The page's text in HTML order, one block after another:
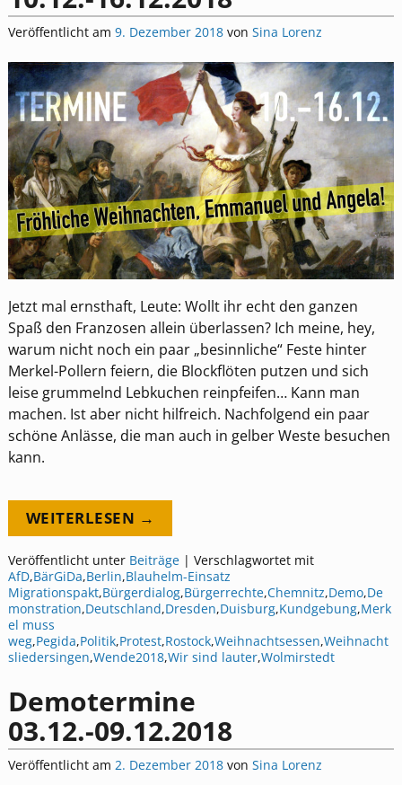
Veröffentlicht am 9. Dezember 2018 von Sina Lorenz
Jetzt mal ernsthaft, Leute: Wollt ihr echt den ganzen
Spaß den Franzosen allein überlassen? Ich meine, hey,
warum nicht noch ein paar „besinnliche“ Feste hinter
Merkel-Pollern feiern, die Blockflöten putzen und sich
leise grummelnd Lebkuchen reinpfeifen… Kann man
machen. Ist aber nicht hilfreich. Nachfolgend ein paar
schöne Anlässe, die man auch in gelber Weste besuchen
kann.
WEITERLESEN →
Veröffentlicht unter Beiträge| Verschlagwortet mit
AfD,BärGiDa,Berlin,Blauhelm-Einsatz
Migrationspakt,Bürgerdialog,Bürgerrechte,Chemnitz,Demo,De
monstration,Deutschland,Dresden,Duisburg,Kundgebung,Merk
el muss
weg,Pegida,Politik,Protest,Rostock,Weihnachtsessen,Weihnacht
sliedersingen,Wende2018,Wir sind lauter,Wolmirstedt
Demotermine
03.12.-09.12.2018
Veröffentlicht am 2. Dezember 2018 von Sina Lorenz